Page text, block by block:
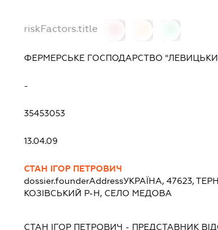
riskFactors.title
ФЕРМЕРСЬКЕ ГОСПОДАРСТВО
-
35453053
13.04.09
СТАН ІГОР ПЕТРОВИЧ
dossier.founderAddressУКРАЇНА, 47623,
КОЗІВСЬКИЙ Р-Н, СЕЛО МЕДОВА
СТАН ІГОР ПЕТРОВИЧ - ПРЕДСТАВНИК